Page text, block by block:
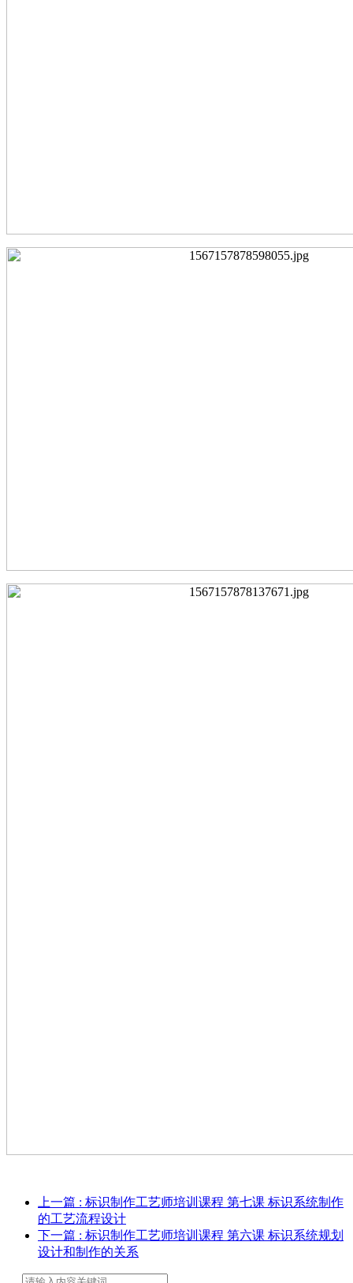
上一篇 : 标识制作工艺师培训课程 第七课 标识系统制作
的工艺流程设计
下一篇 : 标识制作工艺师培训课程 第六课 标识系统规划
设计和制作的关系